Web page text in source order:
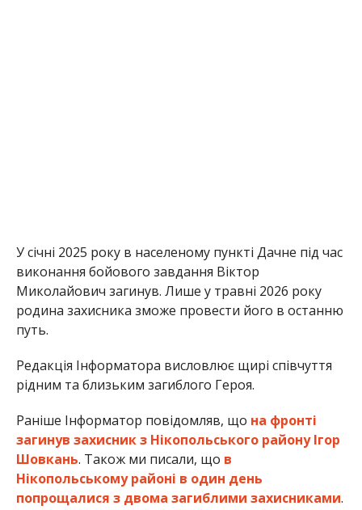
Нікопольському районі в один день
попрощалися з двома загиблими захисниками
Олена Шевченко